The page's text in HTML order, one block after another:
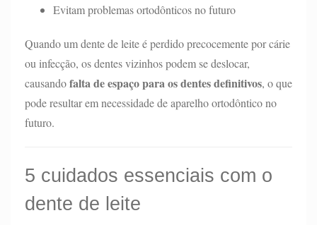
Evitam problemas ortodônticos no futuro
Quando um dente de leite é perdido precocemente por cárie
ou infecção, os dentes vizinhos podem se deslocar,
causandofalta de espaço para os dentes definitivos, o que
pode resultar em necessidade de aparelho ortodôntico no
futuro.
5 cuidados essenciais com o
dente de leite